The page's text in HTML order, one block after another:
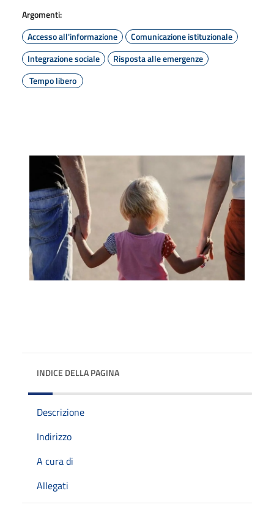
Argomenti:
Accesso all'informazione
Comunicazione istituzionale
Integrazione sociale
Risposta alle emergenze
Tempo libero
INDICE DELLA PAGINA
Descrizione
Indirizzo
A cura di
Allegati